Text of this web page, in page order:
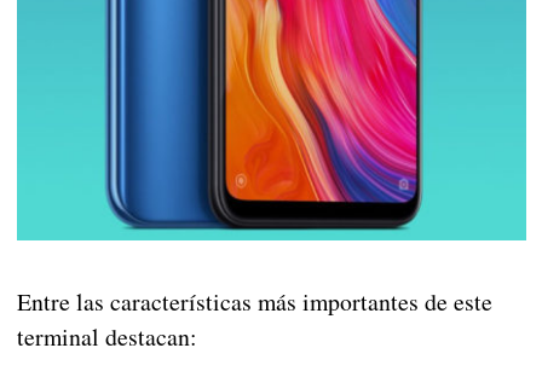
Entre las características más importantes de este
terminal destacan: